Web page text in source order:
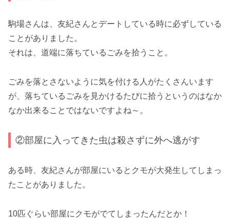
駒場さんは、友紀さんとデートしている時に必ずしている
ことがありました。
それは、道端に落ちているごみを拾うこと。
ごみを落とさないように気を付ける人がたくさんいます
が、落ちているごみを見かけるたびに拾うというのはなか
なか出来ることではないですよね～。
②部屋に入ってきた虫は殺さずに外へ逃がす
ある時、友紀さんが部屋にいるとクモが大発生してしまっ
たことがありました。
10匹ぐらい部屋にクモがでてしまったんだとか！